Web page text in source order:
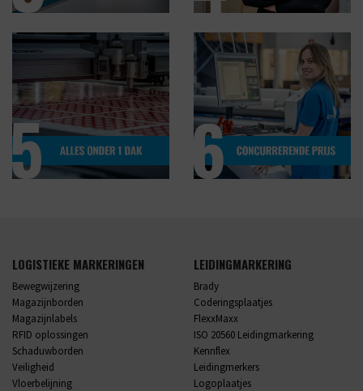
LOGISTIEKE MARKERINGEN
Bewegwijzering
Magazijnborden
Magazijnlabels
RFID oplossingen
Schaduwborden
Veiligheid
Vloerbelijning
LEIDINGMARKERING
Brady
Coderingsplaatjes
FlexxMaxx
ISO 20560 Leidingmarkering
Kennflex
Leidingmerkers
Logoplaatjes